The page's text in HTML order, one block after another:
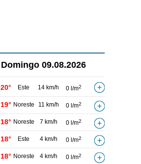
Domingo 09.08.2026
20° Este 14 km/h 0 l/m2
19° Noreste 11 km/h 0 l/m2
18° Noreste 7 km/h 0 l/m2
18° Este 4 km/h 0 l/m2
18° Noreste 4 km/h 0 l/m2